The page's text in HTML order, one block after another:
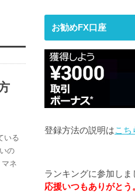
いる
の
ネ
お勧めFX口座
登録方法の説明はこち
ランキングに参加しま
応援いつもありがとう